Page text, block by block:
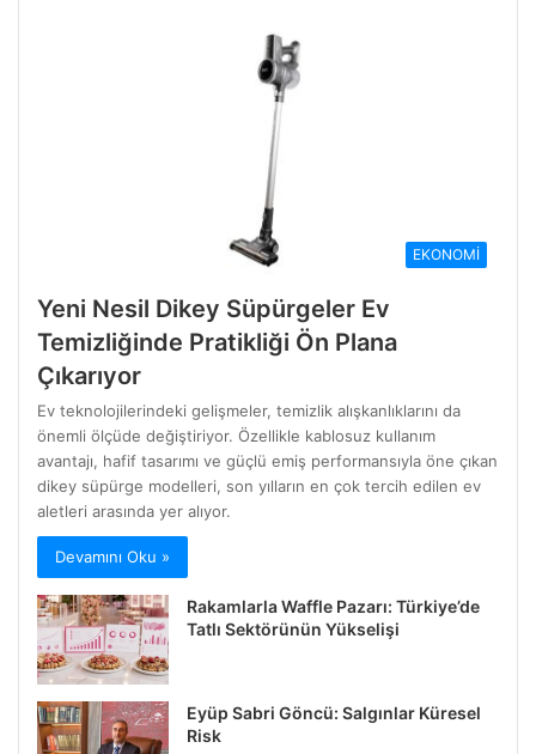
EKONOMİ
Yeni Nesil Dikey Süpürgeler Ev
Temizliğinde Pratikliği Ön Plana
Çıkarıyor
Ev teknolojilerindeki gelişmeler, temizlik alışkanlıklarını da
önemli ölçüde değiştiriyor. Özellikle kablosuz kullanım
avantajı, hafif tasarımı ve güçlü emiş performansıyla öne çıkan
dikey süpürge modelleri, son yılların en çok tercih edilen ev
aletleri arasında yer alıyor.
Devamını Oku »
Rakamlarla Waffle Pazarı: Türkiye’de
Tatlı Sektörünün Yükselişi
Eyüp Sabri Göncü: Salgınlar Küresel
Risk